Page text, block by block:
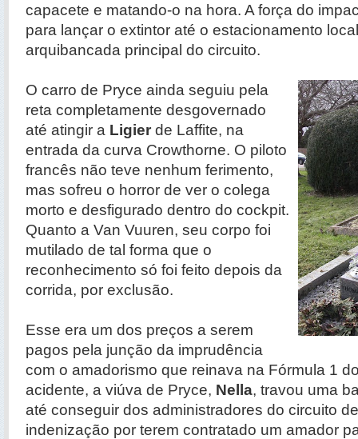
capacete e matando-o na hora. A força do
para lançar o extintor até o estacionamento
arquibancada principal do circuito.
O carro de Pryce ainda seguiu pela
reta completamente desgovernado
até atingir a Ligier de Laffite, na
entrada da curva Crowthorne. O piloto
francês não teve nenhum ferimento,
mas sofreu o horror de ver o colega
morto e desfigurado dentro do cockpit.
Quanto a Van Vuuren, seu corpo foi
mutilado de tal forma que o
reconhecimento só foi feito depois da
corrida, por exclusão.
Esse era um dos preços a serem
pagos pela junção da imprudência
com o amadorismo que reinava na Fórmula 1
acidente, a viúva de Pryce, Nella, travou uma
até conseguir dos administradores do circuito
indenização por terem contratado um amador